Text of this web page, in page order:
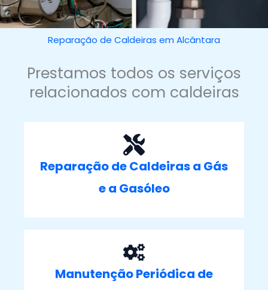
Reparação de Caldeiras em Alcântara
Prestamos todos os serviços
relacionados com caldeiras
Reparação de Caldeiras a Gás
e a Gasóleo
Manutenção Periódica de